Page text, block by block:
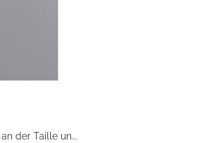
der Taille un...